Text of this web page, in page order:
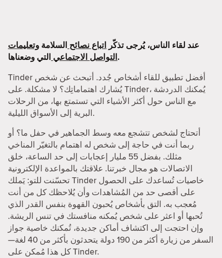
عند لقاء الناس، يُرجى تذكّر اتباع نصائح السلامة وتعليمات
التواصل الاجتماعيالتي وضعناها.
Tinder أفضل تطبيق للقاء أشخاص جُدد. أتبحث عن شخص
يُشارك اهتماماتِك؟ لا مشكلة. على Tinder، يُمكنك الدردشة
مع الناس حول أكثر الأشياء التي تستمتع بها، من الرحلات
البرية إلى الأسواق الليلية.
أتحتاج لشخص تتشجع معه وسط الجماهير في حفل ما؟ أو
ربما أنت في حاجة إلى شخص له اهتمام بالتغيّر المناخي
مثلك. بفضل 55 مليار إعجابات إلى حد الساعة، خلق
الاتصالات هو مجال خبرتنا. علاقتك بالمواعدة الإلكترونية
تحسّنت للتو: يَملك Tinder خاصيات تُساعدك على الحصول
على أقصى حد من المُشاهدات وأن يُلاحظك كل من أنت
مُعجب به. التق بأشخاص يُحبون القهوة بنفس القدر الذي
تُحبها أو اعثر على شخص يُمكنه منافستك في تنس الريشة.
وإن احتجت إلى اكتشاف أماكن جديدة، تُمكنك خاصية جواز
السفر من زيارة أكثر من 190 دولة يتحدثون بأكثر من 40 لغة—
كل هذا مُمكن على Tinder.